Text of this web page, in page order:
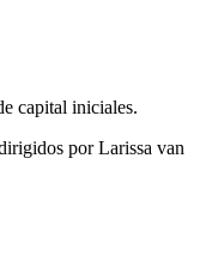
capital iniciales.
por Larissa van